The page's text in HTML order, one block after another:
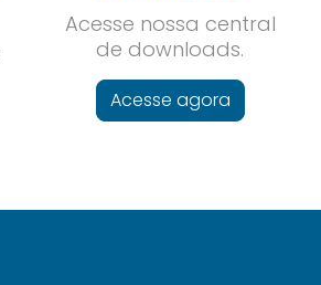
Acesse nossa central
de downloads.
Acesse agora